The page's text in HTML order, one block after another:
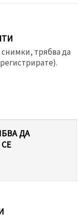
трябва да
ДА